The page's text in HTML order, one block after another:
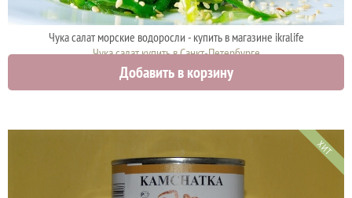
Чука салат морские водоросли - купить в магазине ikralife
Чука салат купить в Санкт-Петербурге
630 руб.
Добавить в корзину
ХИТ